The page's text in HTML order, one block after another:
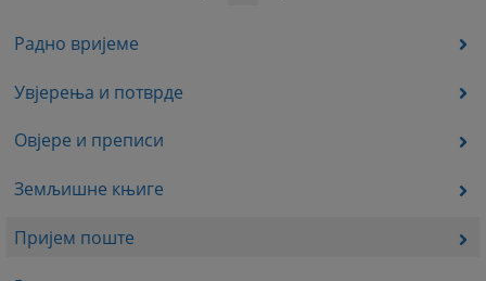
Радно вријеме
Увјерења и потврде
Овјере и преписи
Земљишне књиге
Пријем поште